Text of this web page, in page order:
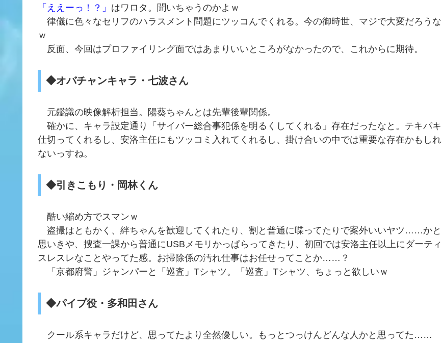
「ええーっ！？」 はワロタ。聞いちゃうのかよｗ
律儀に色々なセリフのハラスメント問題にツッコんでくれる。今の御時世、マジで大変だろうな
ｗ
反面、今回はプロファイリング面ではあまりいいところがなかったので、これからに期待。
◆オバチャンキャラ・七波さん
元鑑識の映像解析担当。陽葵ちゃんとは先輩後輩関係。
確かに、キャラ設定通り「サイバー総合事犯係を明るくしてくれる」存在だったなと。テキパキ
仕切ってくれるし、安洛主任にもツッコミ入れてくれるし、掛け合いの中では重要な存在かもしれ
ないっすね。
◆引きこもり・岡林くん
酷い縮め方でスマンｗ
盗撮はともかく、絆ちゃんを歓迎してくれたり、割と普通に喋ってたりで案外いいヤツ……かと
思いきや、捜査一課から普通にUSBメモリかっぱらってきたり、初回では安洛主任以上にダーティ
スレスレなことやってた感。お掃除係の汚れ仕事はお任せってことか……？
「京都府警」ジャンパーと「巡査」Tシャツ。「巡査」Tシャツ、ちょっと欲しいｗ
◆パイプ役・多和田さん
クール系キャラだけど、思ってたより全然優しい。もっとつっけんどんな人かと思ってた……